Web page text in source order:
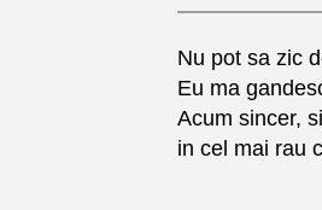
Nu pot sa zic
Eu ma
Acum sincer,
in cel mai rau